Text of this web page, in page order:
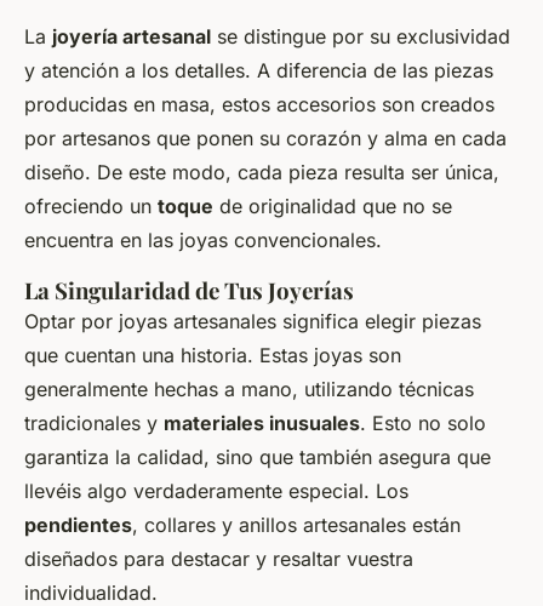
La joyería artesanal se distingue por su exclusividad
y atención a los detalles. A diferencia de las piezas
producidas en masa, estos accesorios son creados
por artesanos que ponen su corazón y alma en cada
diseño. De este modo, cada pieza resulta ser única,
ofreciendo un toque de originalidad que no se
encuentra en las joyas convencionales.
La Singularidad de Tus Joyerías
Optar por joyas artesanales significa elegir piezas
que cuentan una historia. Estas joyas son
generalmente hechas a mano, utilizando técnicas
tradicionales y materiales inusuales. Esto no solo
garantiza la calidad, sino que también asegura que
llevéis algo verdaderamente especial. Los
pendientes, collares y anillos artesanales están
diseñados para destacar y resaltar vuestra
individualidad.